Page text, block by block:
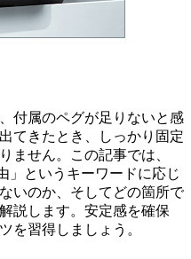
付属のペグが足りないと感
てきたとき、しっかり固定
ません。この記事では、
」というキーワードに応じ
いのか、そしてどの箇所で
説します。安定感を確保
を習得しましょう。